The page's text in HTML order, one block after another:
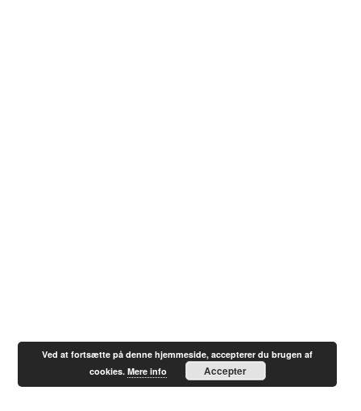
Ved at fortsætte på denne hjemmeside, accepterer du brugen af
cookies. Mere info Accepter